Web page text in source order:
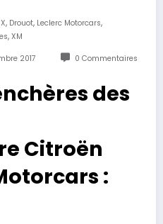
, Drouot, Leclerc Motorcars,
, XM
2017 0 Commentaires
des
Citroën
: